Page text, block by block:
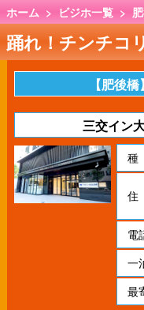
ホーム > ビジホ一覧 >
踊れ！チンチコ
【肥後
三交イン
電
一
最